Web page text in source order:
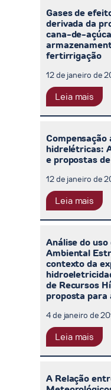
Gases de
derivada da
cana-de-
fertirrigação
12 de janeiro de
Leia mais
hidrelétricas:
e propostas
12 de janeiro de
Leia mais
Análise do
Ambiental
contexto da
de Recursos
proposta para
4 de janeiro de
Leia mais
A Relação